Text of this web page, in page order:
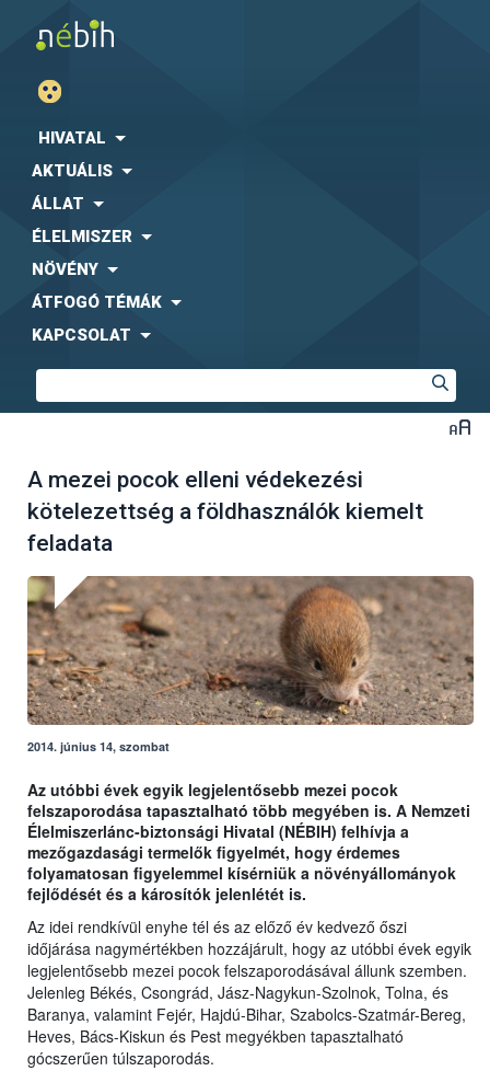
HIVATAL
AKTUÁLIS
ÁLLAT
ÉLELMISZER
NÖVÉNY
ÁTFOGÓ TÉMÁK
KAPCSOLAT
A mezei pocok elleni védekezési
kötelezettség a földhasználók kiemelt
feladata
2014. június 14, szombat
Az utóbbi évek egyik legjelentősebb mezei pocok
felszaporodása tapasztalható több megyében is. A Nemzeti
Élelmiszerlánc-biztonsági Hivatal (NÉBIH) felhívja a
mezőgazdasági termelők figyelmét, hogy érdemes
folyamatosan figyelemmel kísérniük a növényállományok
fejlődését és a károsítók jelenlétét is.
Az idei rendkívül enyhe tél és az előző év kedvező őszi
időjárása nagymértékben hozzájárult, hogy az utóbbi évek egyik
legjelentősebb mezei pocok felszaporodásával állunk szemben.
Jelenleg Békés, Csongrád, Jász-Nagykun-Szolnok, Tolna, és
Baranya, valamint Fejér, Hajdú-Bihar, Szabolcs-Szatmár-Bereg,
Heves, Bács-Kiskun és Pest megyékben tapasztalható
gócszerűen túlszaporodás.